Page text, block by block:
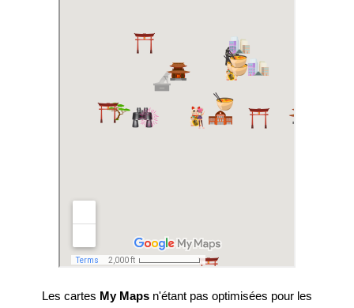
Les cartes My Maps n'étant pas optimisées pour les